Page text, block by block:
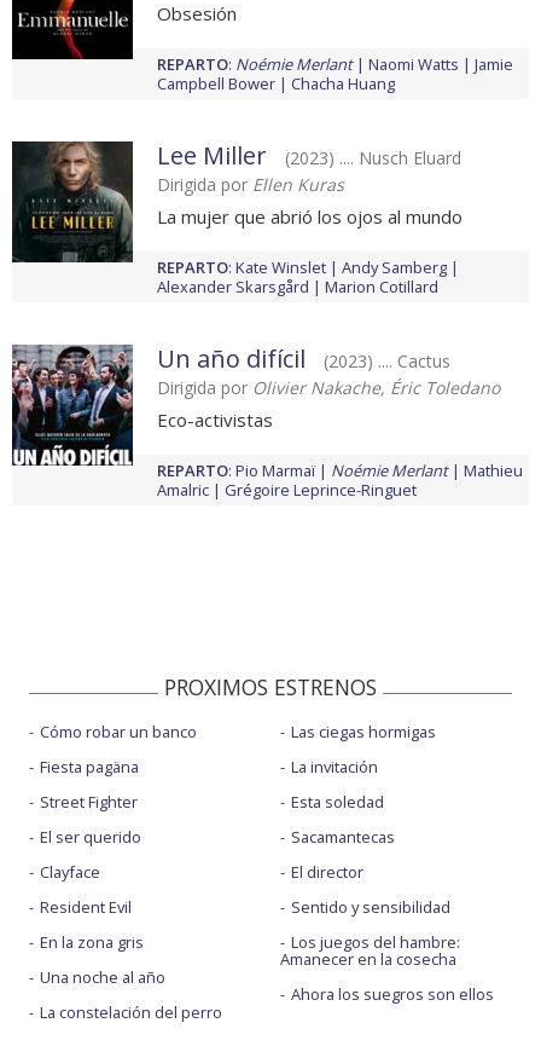
Obsesión
REPARTO: Noémie Merlant Naomi Watts
Jamie
Campbell Bower
Chacha Huang
Lee Miller
(2023) .... Nusch Eluard
Dirigida por Ellen Kuras
La mujer que abrió los ojos al mundo
REPARTO: Kate Winslet
Andy Samberg
Alexander Skarsgård
Marion Cotillard
Un año difícil
(2023) .... Cactus
Dirigida por Olivier Nakache, Éric Toledano
Eco-activistas
REPARTO: Pio Marmaï Noémie Merlant
Mathieu
Amalric
Grégoire Leprince-Ringuet
PROXIMOS ESTRENOS
Cómo robar un banco
Fiesta pagäna
Street Fighter
El ser querido
Clayface
Resident Evil
En la zona gris
Una noche al año
La constelación del perro
Las ciegas hormigas
La invitación
Esta soledad
Sacamantecas
El director
Sentido y sensibilidad
Los juegos del hambre:
Amanecer en la cosecha
Ahora los suegros son ellos